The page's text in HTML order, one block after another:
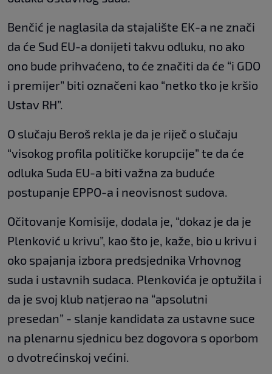
Benčić je naglasila da stajalište EK-a ne znači
da će Sud EU-a donijeti takvu odluku, no ako
ono bude prihvaćeno, to će značiti da će “i GDO
i premijer” biti označeni kao “netko tko je kršio
Ustav RH”.
O slučaju Beroš rekla je da je riječ o slučaju
“visokog profila političke korupcije” te da će
odluka Suda EU-a biti važna za buduće
postupanje EPPO-a i neovisnost sudova.
Očitovanje Komisije, dodala je, “dokaz je da je
Plenković u krivu”, kao što je, kaže, bio u krivu i
oko spajanja izbora predsjednika Vrhovnog
suda i ustavnih sudaca. Plenkovića je optužila i
da je svoj klub natjerao na “apsolutni
presedan” - slanje kandidata za ustavne suce
na plenarnu sjednicu bez dogovora s oporbom
o dvotrećinskoj većini.